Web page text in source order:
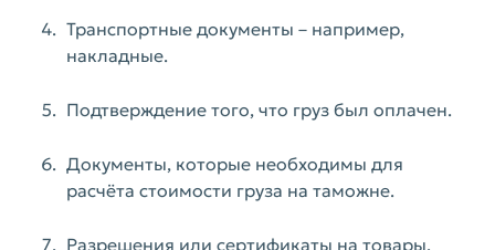
Транспортные документы – например,
накладные.
Подтверждение того, что груз был оплачен.
Документы, которые необходимы для
расчёта стоимости груза на таможне.
Разрешения или сертификаты на товары,